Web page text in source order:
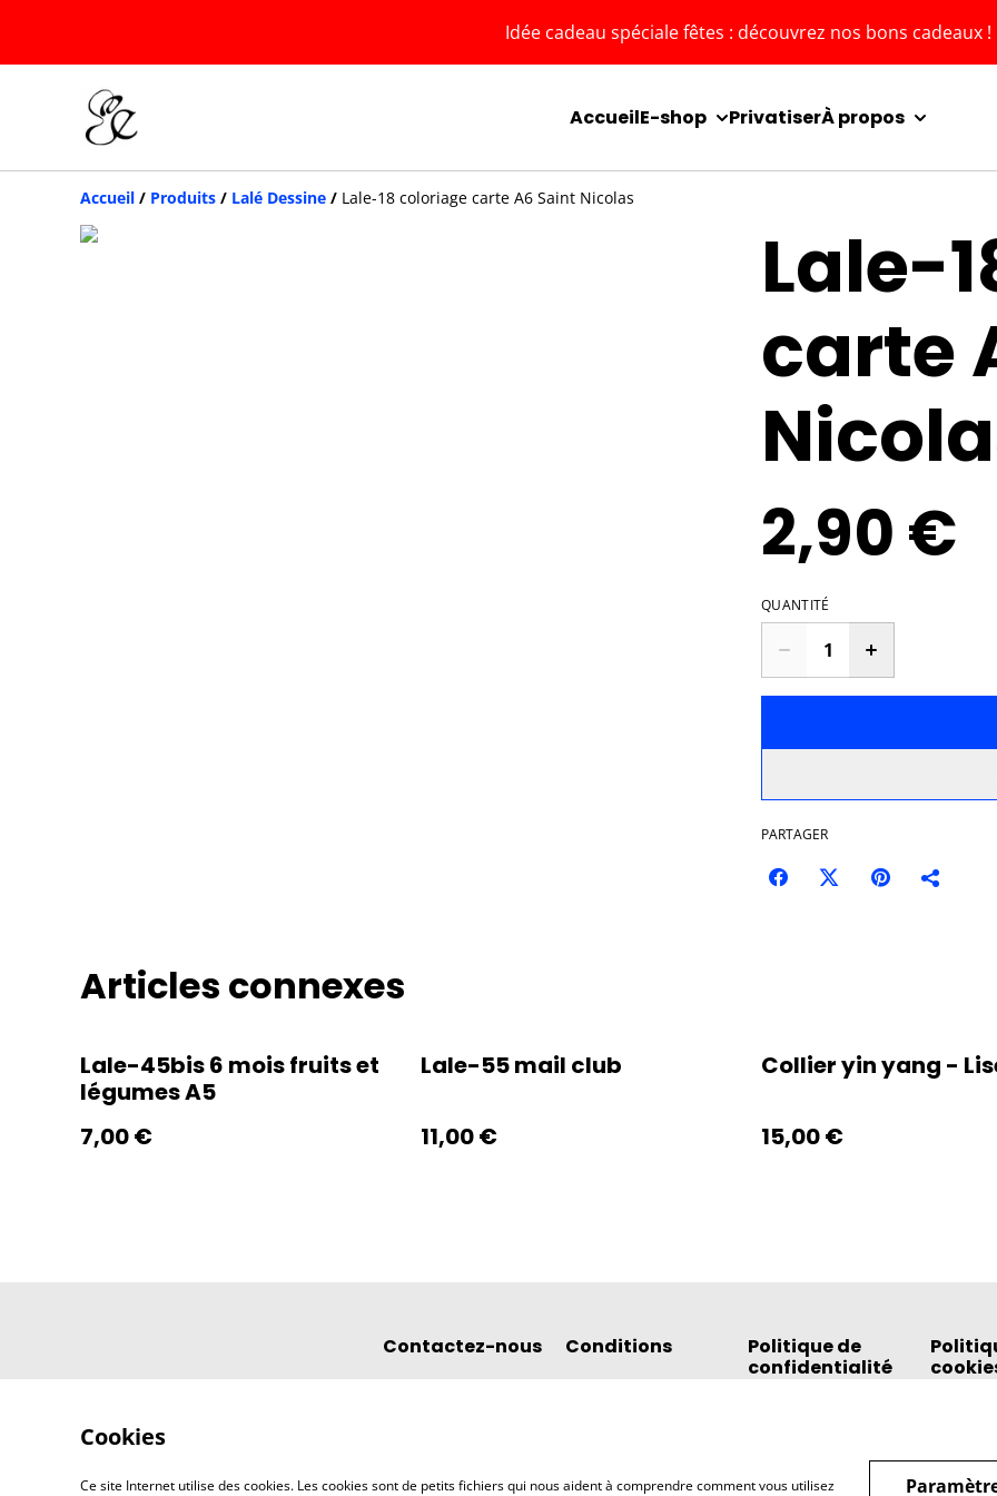
Idée cadeau spéciale fêtes : découvrez nos bons cadeaux !
AccueilE-shop PrivatiserÀ propos
Accueil / Produits / Lalé Dessine / Lale-18 coloriage carte A6 Saint Nicolas
Lale-
carte
2,90 €
QUANTITÉ
PARTAGER
Articles connexes
Lale-45bis 6 mois fruits et
légumes A5
7,00 €
Lale-55 mail club
11,00 €
Collier yin yang -
15,00 €
Contactez-nous Conditions
Politique de
confidentialité
Cookies
Ce site Internet utilise des cookies. Les cookies sont de petits fichiers qui nous aident à comprendre comment vous utilisez